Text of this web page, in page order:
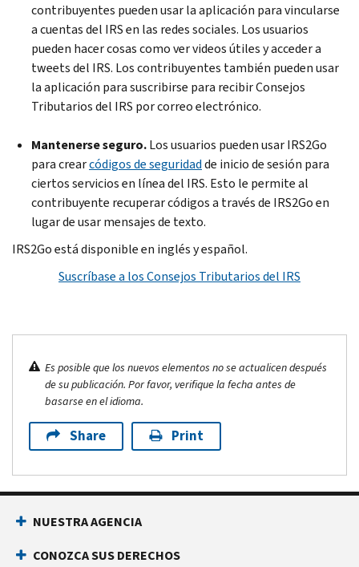
contribuyentes pueden usar la aplicación para vincularse
a cuentas del IRS en las redes sociales. Los usuarios
pueden hacer cosas como ver videos útiles y acceder a
tweets del IRS. Los contribuyentes también pueden usar
la aplicación para suscribirse para recibir Consejos
Tributarios del IRS por correo electrónico.
Mantenerse seguro.Los usuarios pueden usar IRS2Go
para crearcódigos de seguridadde inicio de sesión para
ciertos servicios en línea del IRS. Esto le permite al
contribuyente recuperar códigos a través de IRS2Go en
lugar de usar mensajes de texto.
IRS2Go está disponible en inglés y español.
Suscríbase a los Consejos Tributarios del IRS
Es posible que los nuevos elementos no se actualicen después
de su publicación. Por favor, verifique la fecha antes de
basarse en el idioma.
Share Print
NUESTRA AGENCIA
CONOZCA SUS DERECHOS